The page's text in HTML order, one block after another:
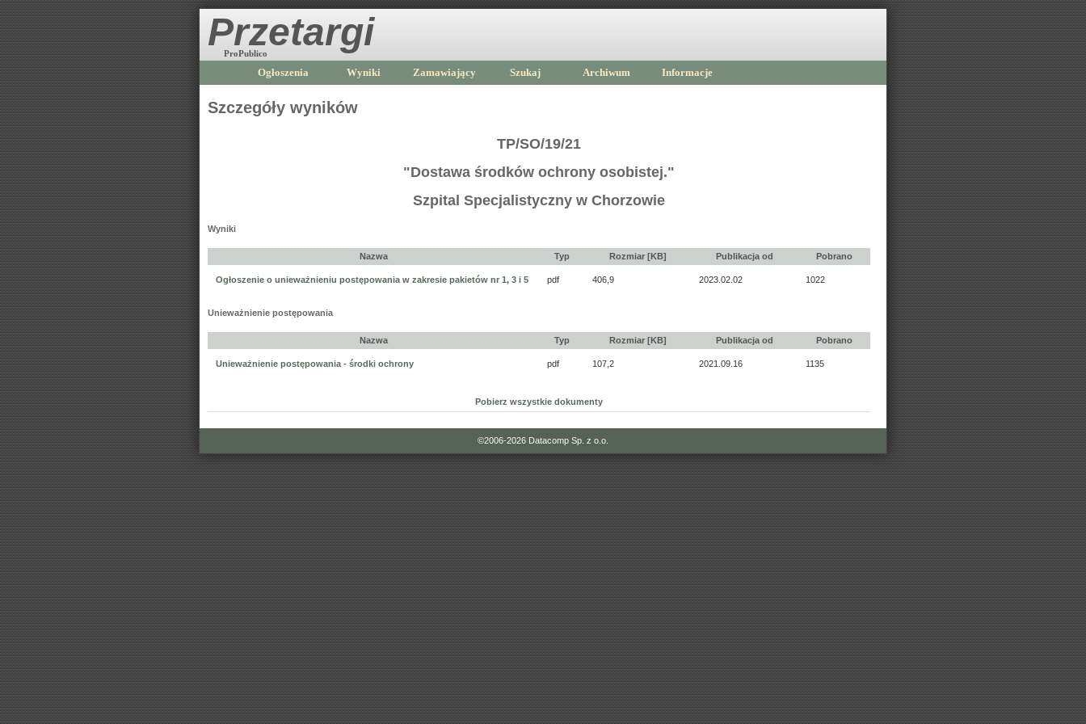
Przetargi
ProPublico
Ogłoszenia Wyniki Zamawiający Szukaj Archiwum Informacje
Szczegóły wyników
TP/SO/19/21
"Dostawa środków ochrony osobistej."
Szpital Specjalistyczny w Chorzowie
Wyniki
Nazwa Typ Rozmiar [KB] Publikacja od Pobrano
Ogłoszenie o unieważnieniu postępowania w zakresie pakietów nr 1, 3 i 5 pdf 406,9 2023.02.02 1022
Unieważnienie postępowania
Nazwa Typ Rozmiar [KB] Publikacja od Pobrano
Unieważnienie postępowania - środki ochrony pdf 107,2 2021.09.16 1135
Pobierz wszystkie dokumenty
©2006-2026 Datacomp Sp. z o.o.